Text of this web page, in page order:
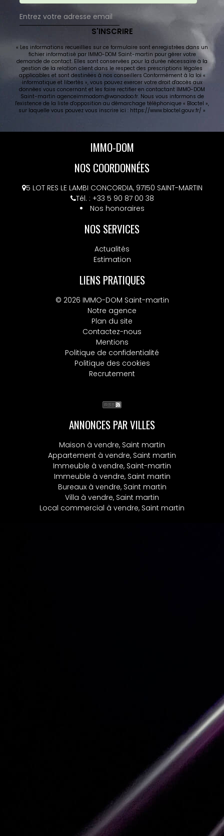
S'INSCRIRE
« Les informations recueillies sur ce formulaire sont enregistrées dans un
fichier informatisé par IMMO-DOM Saint-martin pour gérer votre
demande de contact. Elles sont conservées pour la durée nécessaire à la
gestion de la relation client dans le respect des prescriptions légales
applicables et sont destinées à nos conseillers Conformément à la loi «
informatique et libertés », vous pouvez exercer votre droit d'accès aux
données vous concernant et les faire rectifier en contactant IMMO-DOM
Saint-martin agenceimmodom@wanadoo.fr. Nous vous informons de
l'existence de la liste d'opposition au démarchage téléphonique « Bloctel »,
sur laquelle vous pouvez vous inscrire ici : https://www.bloctel.gouv.fr/ »
IMMO-DOM
NOS COORDONNÉES
5 LOT RES LE LAMBI CONCORDIA, 97150 SAINT-MARTIN
Tél. : +33 5 90 87 00 38
Nos honoraires
NOS SERVICES
Actualités
Estimation
LIENS PRATIQUES
© 2026 IMMO-DOM Saint-martin
Notre agence
Plan du site
Contactez-nous
Mentions
Politique de confidentialité
Politique des cookies
Recrutement
ANNONCES PAR VILLES
Maison à vendre, Saint martin
Appartement à vendre, Saint martin
Immeuble à vendre, Saint-martin
Immeuble à vendre, Saint martin
Bureaux à vendre, Saint martin
Villa à vendre, Saint martin
Local commercial à vendre, Saint martin